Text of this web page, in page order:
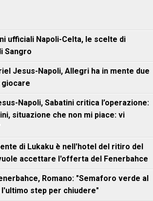
ufficiali Napoli-Celta, le scelte di
Sangro
Jesus-Napoli, Allegri ha in mente due
Napoli, Sabatini critica l’operazione:
situazione che non mi piace: vi
di Lukaku è nell'hotel del ritiro del
accettare l'offerta del Fenerbahce
Romano: "Semaforo verde al
step per chiudere"